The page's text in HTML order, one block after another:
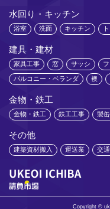
水回り・キッチン
浴室 洗面 キッチン
建具・建材
家具工事 窓 サッシ
バルコニー・ベランダ 襖
金物・鉄工
金物・鉄工 鉄工工事 製
その他
建築資材搬入 運送業 交
Copyright ©